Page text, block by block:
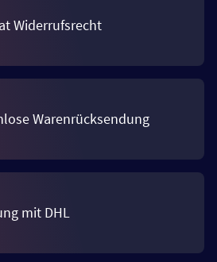
Widerrufsrecht
Warenrücksendung
mit DHL